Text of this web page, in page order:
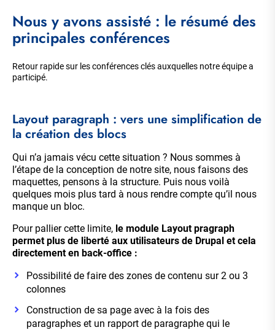
Nous y avons assisté : le résumé des
principales conférences
Retour rapide sur les conférences clés auxquelles notre équipe a
participé.
Layout paragraph : vers une simplification de
la création des blocs
Qui n’a jamais vécu cette situation ? Nous sommes à
l’étape de la conception de notre site, nous faisons des
maquettes, pensons à la structure. Puis nous voilà
quelques mois plus tard à nous rendre compte qu’il nous
manque un bloc.
Pour pallier cette limite, le module Layout pragraph
permet plus de liberté aux utilisateurs de Drupal et cela
directement en back-office :
Possibilité de faire des zones de contenu sur 2 ou 3
colonnes
Construction de sa page avec à la fois des
paragraphes et un rapport de paragraphe qui le